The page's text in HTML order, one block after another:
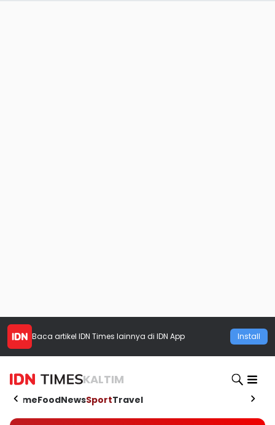
Baca artikel IDN Times lainnya di IDN App Install
KALTIM
HomeFoodNewsSportTravel